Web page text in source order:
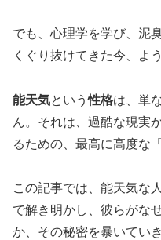
でも、心理学を学び、泥
くぐり抜けてきた今、よ
能天気という性格は、単
ん。それは、過酷な現実
るための、最高に高度な
この記事では、能天気な
で解き明かし、彼らがな
か、その秘密を暴いてい